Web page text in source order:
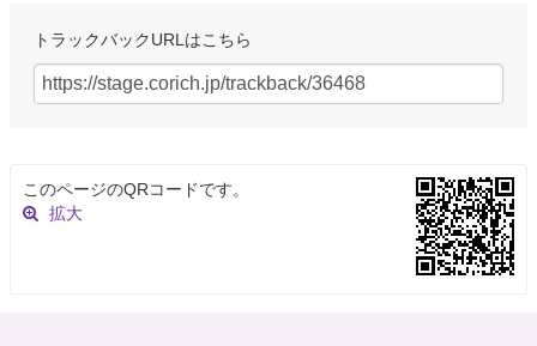
トラックバックURLはこちら
このページのQRコードです。
拡大